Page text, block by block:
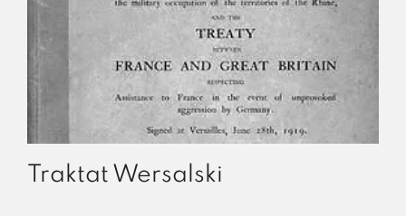
Traktat Wersalski